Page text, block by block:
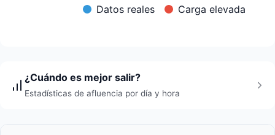
Datos reales Carga elevada
¿Cuándo es mejor salir?
Estadísticas de afluencia por día y hora